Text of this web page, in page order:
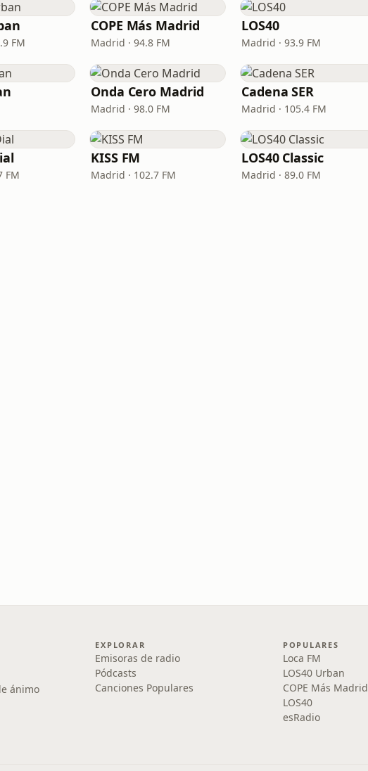
FM
COPE Más Madrid
Madrid · 94.8 FM
LOS40
Madrid · 93.9 FM
Onda Cero Madrid
Madrid · 98.0 FM
Cadena SER
Madrid · 105.4 FM
FM
KISS FM
Madrid · 102.7 FM
LOS40 Classic
Madrid · 89.0 FM
ánimo
EXPLORAR
Emisoras de radio
Pódcasts
Canciones Populares
POPULARES
Loca FM
LOS40 Urban
COPE Más Madrid
LOS40
esRadio